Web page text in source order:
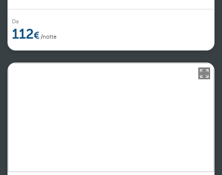
Da
112 /notte